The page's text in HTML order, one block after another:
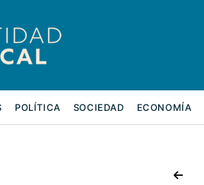
POLÍTICA SOCIEDAD ECONOMÍA